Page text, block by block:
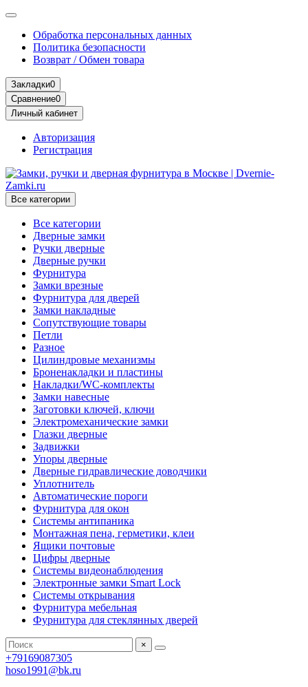
Обработка персональных данных
Политика безопасности
Возврат / Обмен товара
Закладки0
Сравнение0
Личный кабинет
Авторизация
Регистрация
Все категории
Все категории
Дверные замки
Ручки дверные
Дверные ручки
Фурнитура
Замки врезные
Фурнитура для дверей
Замки накладные
Сопутствующие товары
Петли
Разное
Цилиндровые механизмы
Броненакладки и пластины
Накладки/WC-комплекты
Замки навесные
Заготовки ключей, ключи
Электромеханические замки
Глазки дверные
Задвижки
Упоры дверные
Дверные гидравлические доводчики
Уплотнитель
Автоматические пороги
Фурнитура для окон
Системы антипаника
Монтажная пена, герметики, клеи
Ящики почтовые
Цифры дверные
Системы видеонаблюдения
Электронные замки Smart Lock
Системы открывания
Фурнитура мебельная
Фурнитура для стеклянных дверей
×
+79169087305
hoso1991@bk.ru